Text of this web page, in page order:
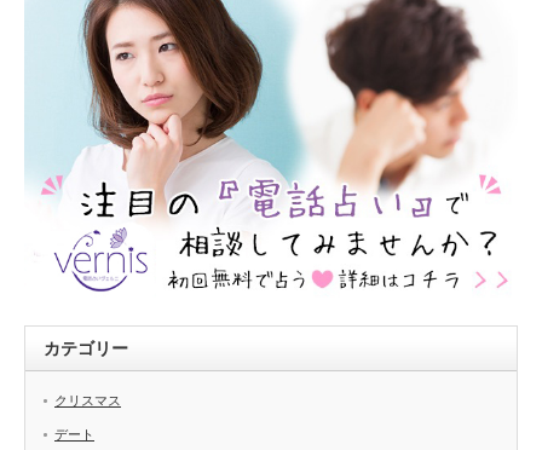
カテゴリー
クリスマス
デート